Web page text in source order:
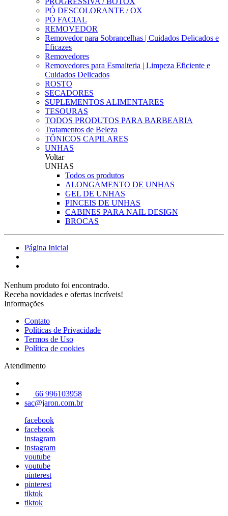
PÓ DESCOLORANTE / OX
PÓ FACIAL
REMOVEDOR
Removedor para Sobrancelhas | Cuidados Delicados e
Eficazes
Removedores
Removedores para Esmalteria | Limpeza Eficiente e
Cuidados Delicados
ROSTO
SECADORES
SUPLEMENTOS ALIMENTARES
TESOURAS
TODOS PRODUTOS PARA BARBEARIA
Tratamentos de Beleza
TÔNICOS CAPILARES
UNHAS
Voltar
UNHAS
Todos os produtos
ALONGAMENTO DE UNHAS
GEL DE UNHAS
PINCEIS DE UNHAS
CABINES PARA NAIL DESIGN
BROCAS
Página Inicial
Nenhum produto foi encontrado.
Receba novidades e ofertas incríveis!
Informações
Contato
Políticas de Privacidade
Termos de Uso
Política de cookies
Atendimento
66 996103958
sac@jaron.com.br
facebook
facebook
instagram
instagram
youtube
youtube
pinterest
pinterest
tiktok
tiktok